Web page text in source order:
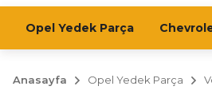
Opel Yedek Parça
Anasayfa Opel Yedek Parça